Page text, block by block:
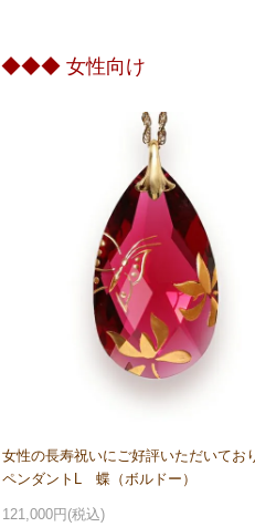
◆◆◆ 女性向け
女性の長寿祝いにご好評いただいてお
ペンダントL 蝶（ボルドー）
121,000円(税込)